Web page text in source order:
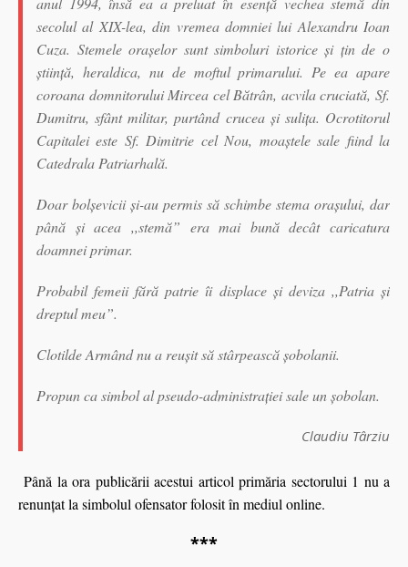
secolul al XIX-lea, din vremea domniei lui Alexandru Ioan
Cuza. Stemele orașelor sunt simboluri istorice și țin de o
știință, heraldica, nu de moftul primarului. Pe ea apare
coroana domnitorului Mircea cel Bătrân, acvila cruciată, Sf.
Dumitru, sfânt militar, purtând crucea și sulița. Ocrotitorul
Capitalei este Sf. Dimitrie cel Nou, moaștele sale fiind la
Catedrala Patriarhală.
Doar bolșevicii și-au permis să schimbe stema orașului, dar
până și acea ,,stemă” era mai bună decât caricatura
doamnei primar.
Probabil femeii fără patrie îi displace și deviza ,,Patria și
dreptul meu”.
Clotilde Armând nu a reușit să stârpească șobolanii.
Propun ca simbol al pseudo-administrației sale un șobolan.
Claudiu Târziu
Până la ora publicării acestui articol primăria sectorului 1 nu a
renunţat la simbolul ofensator folosit în mediul online.
***